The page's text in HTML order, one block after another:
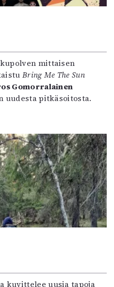
mittaisen
Bring Me The Sun
Gomorralainen
uudesta pitkäsoitosta.
kuvittelee uusia tapoja